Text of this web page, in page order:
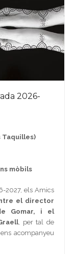
2026-
Taquilles)
mòbils
2027, els Amics
el director
Gomar, i el
, per tal de
acompanyeu